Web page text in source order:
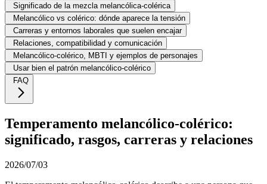
Significado de la mezcla melancólica-colérica
Melancólico vs colérico: dónde aparece la tensión
Carreras y entornos laborales que suelen encajar
Relaciones, compatibilidad y comunicación
Melancólico-colérico, MBTI y ejemplos de personajes
Usar bien el patrón melancólico-colérico
FAQ
Temperamento melancólico-colérico:
significado, rasgos, carreras y relaciones
2026/07/03